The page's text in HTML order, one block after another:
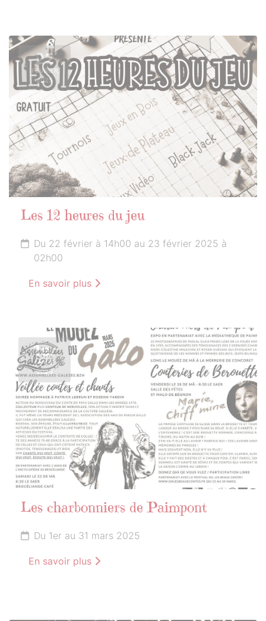
22
FÉVRIER
2025
Les 12 heures du jeu
Du 22 février à 14h00 au 23 février 2025 à
02h00
En savoir plus
1er
MARS
2025
Les charbonniers de Paimpont
Du 1er au 31 mars 2025
En savoir plus